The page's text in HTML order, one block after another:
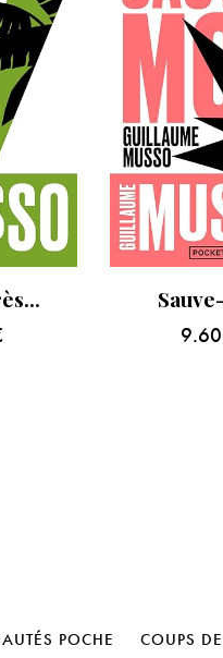
9.60
POCHE COUPS